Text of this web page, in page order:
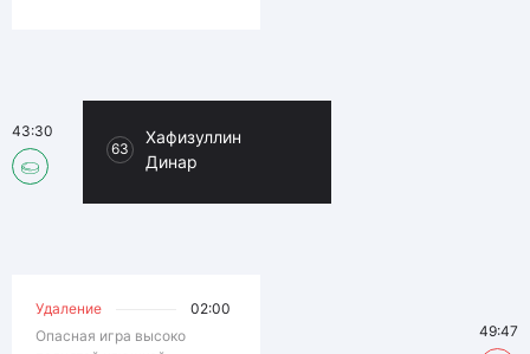
63
Хафизуллин
Динар
43:30
Удаление
02:00
Опасная игра высоко
49:47